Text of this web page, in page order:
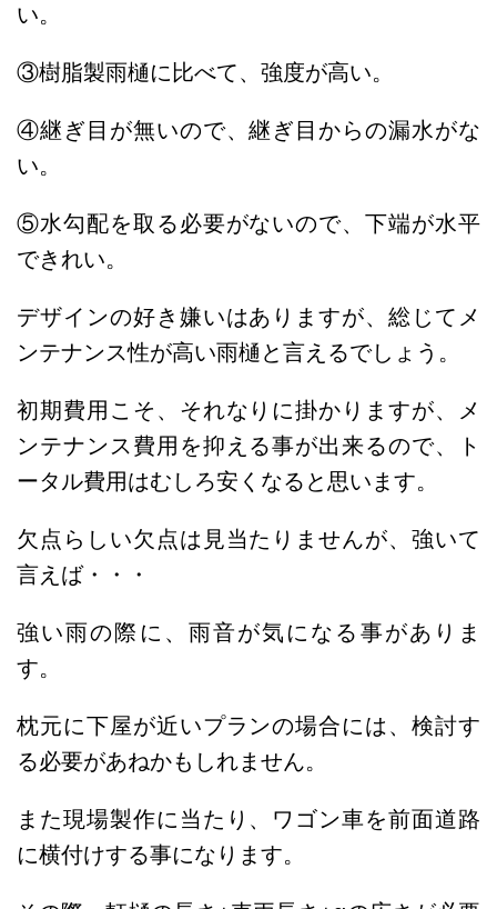
い。
③樹脂製雨樋に比べて、強度が高い。
④継ぎ目が無いので、継ぎ目からの漏水がな
い。
⑤水勾配を取る必要がないので、下端が水平
できれい。
デザインの好き嫌いはありますが、総じてメ
ンテナンス性が高い雨樋と言えるでしょう。
初期費用こそ、それなりに掛かりますが、メ
ンテナンス費用を抑える事が出来るので、ト
ータル費用はむしろ安くなると思います。
欠点らしい欠点は見当たりませんが、強いて
言えば・・・
強い雨の際に、雨音が気になる事がありま
す。
枕元に下屋が近いプランの場合には、検討す
る必要があねかもしれません。
また現場製作に当たり、ワゴン車を前面道路
に横付けする事になります。